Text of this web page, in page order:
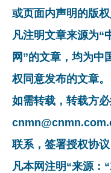
或页面内声明的版权
凡注明文章来源为“
网”的文章，均为中
权同意发布的文章。
如需转载，转载方
联系，签署授权协
凡本网注明“来源：